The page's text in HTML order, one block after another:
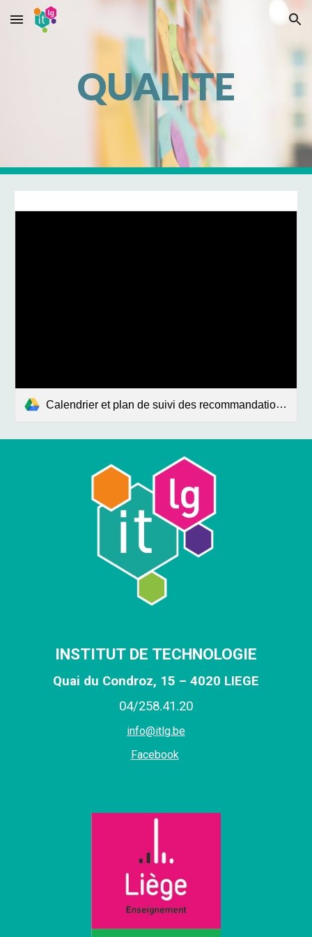
Skip to main content Skip to navigation
QUALITE
Calendrier et plan de suivi des recommandations des experts 19 04 2022.pdf
INSTITUT DE TECHNOLOGIE
Quai du Condroz, 15 – 4020 LIEGE
04/258.41.20
info@itlg.be
Facebook